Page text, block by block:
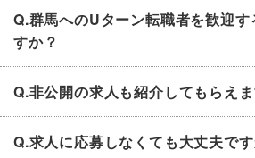
Q.群馬へのUターン転職者を歓迎す
すか？
Q.非公開の求人も紹介してもらえ
Q.求人に応募しなくても大丈夫です